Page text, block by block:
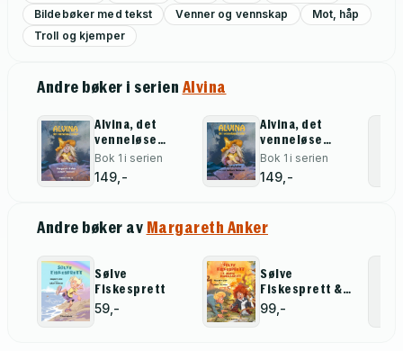
Bildebøker med tekst
Venner og vennskap
Mot, håp
Troll og kjemper
Andre bøker i serien Alvina
Alvina, det
venneløse
trollet
Bok 1 i serien
149,-
Alvina, det
venneløse
trollet
Bok 1 i serien
149,-
Andre bøker av Margareth Anker
Sølve
Fiskesprett
59,-
Sølve
Fiskesprett &
Olivia
Bomullsdott
99,-